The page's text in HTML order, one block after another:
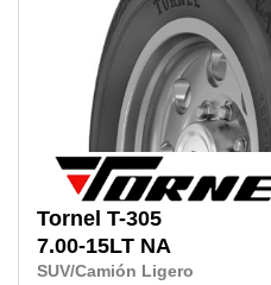
Tornel T-305
7.00-15LT NA
SUV/Camión Ligero